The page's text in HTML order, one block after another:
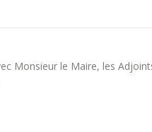
Monsieur le Maire, les